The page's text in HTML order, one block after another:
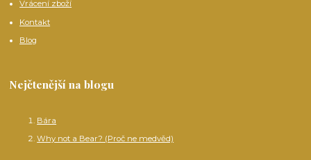
Vrácení zboží
Kontakt
Blog
Nejčtenější na blogu
Bára
Why not a Bear? (Proč ne medvěd)